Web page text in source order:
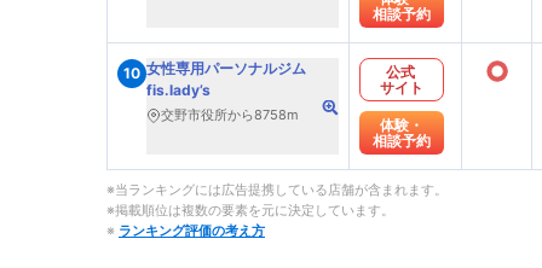
相談予約
10 女性専用パーソナルジム
fis.lady’s
交野市役所から8758m
公式
サイト
体験・
相談予約
○
※当ランキングには広告提携している店舗が含まれます。
※掲載順位は複数の要素を元に決定しています。
※ ランキング評価の考え方